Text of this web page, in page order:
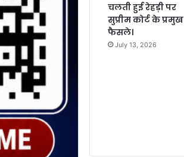
चलती हुई रेहड़ी पर
सुप्रीम कोर्ट के प्रमुख
फैसले।
July 13, 2026